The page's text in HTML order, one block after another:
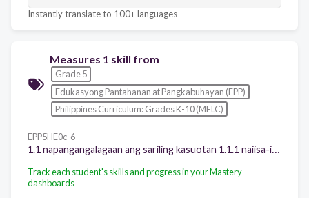
Instantly translate to 100+ languages
Measures 1 skill from
Grade 5
Edukasyong Pantahanan at Pangkabuhayan (EPP)
Philippines Curriculum: Grades K-10 (MELC)
EPP5HE0c-6
1.1 napangangalagaan ang sariling kasuotan 1.1.1 naiisa-isa ang mga paraan upang mapanatiling malinis ang kasuotan
Track each student's skills and progress in your Mastery
dashboards